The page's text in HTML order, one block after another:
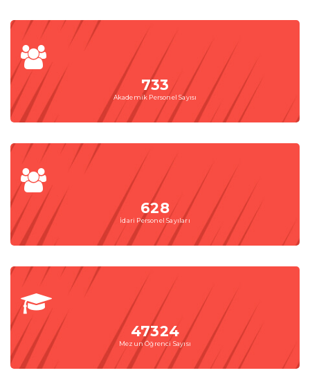
733
Akademik Personel Sayısı
628
İdari Personel Sayıları
47324
Mezun Öğrenci Sayısı